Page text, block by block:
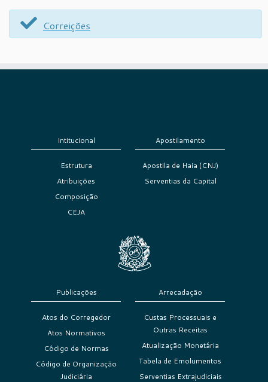
Correições
Intitucional
Estrutura
Atribuições
Composição
CEJA
Apostilamento
Apostila de Haia (CNJ)
Serventias da Capital
Publicações
Atos do Corregedor
Atos Normativos
Código de Normas
Código de Organização
Judiciária
Arrecadação
Custas Processuais e
Outras Receitas
Atualização Monetária
Tabela de Emolumentos
Serventias Extrajudiciais